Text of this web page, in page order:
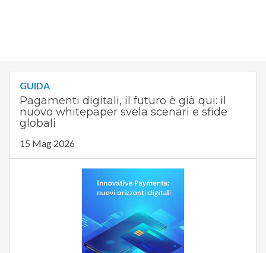
GUIDA
Pagamenti digitali, il futuro è già qui: il
nuovo whitepaper svela scenari e sfide
globali
15 Mag 2026